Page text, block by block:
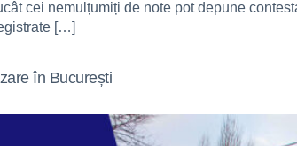
cei nemulțumiți de note pot depune
[…]
în București